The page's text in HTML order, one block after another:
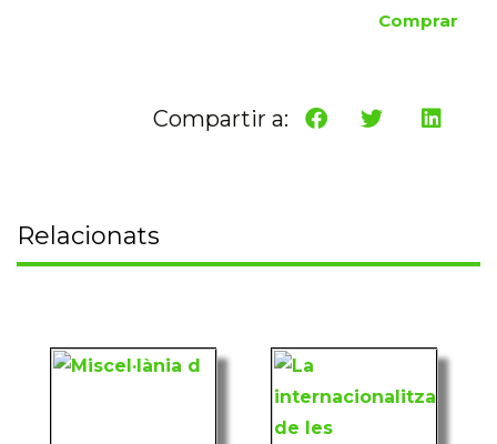
Comprar
Compartir a:
Relacionats